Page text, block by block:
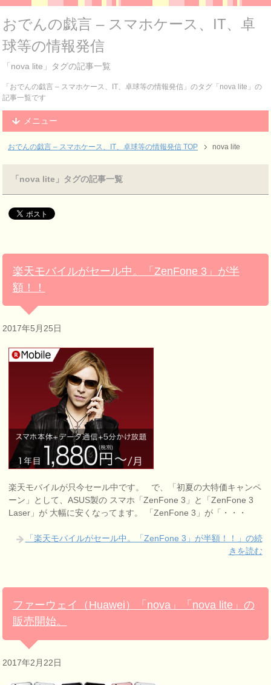
おでんの戯言 – スマホケース、IT、卓
球等の情報発信
「nova lite」タグの記事一覧
「おでんの戯言 – スマホケース、IT、卓球等の情報発信」のタグ「nova lite」の
記事一覧です
メニュー
おでんの戯言 – スマホケース、IT、卓球等の情報発信 TOP nova lite
「nova lite」タグの記事一覧
楽天モバイルがセール中。「ZenFone 3」が半
額！！
2017年5月25日
楽天モバイルが只今セール中です。 で、「初夏の大特価キャンペ
ーン」として、ASUS製の スマホ「ZenFone 3」と「ZenFone 3
Laser」が 大幅に安くなってます。 「ZenFone 3」が「・・・
「楽天モバイルがセール中。「ZenFone 3」が半額！！」の続
きを読む
ファーウェイ（Huawei）「nova」「nova lite」の
販売開始。
2017年2月22日